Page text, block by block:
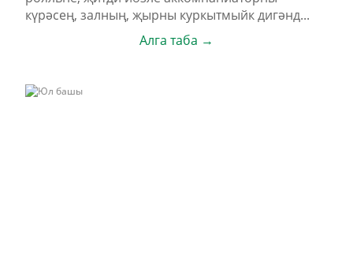
күрәсең, залның, җырны куркытмыйк дигәнд...
Алга таба →